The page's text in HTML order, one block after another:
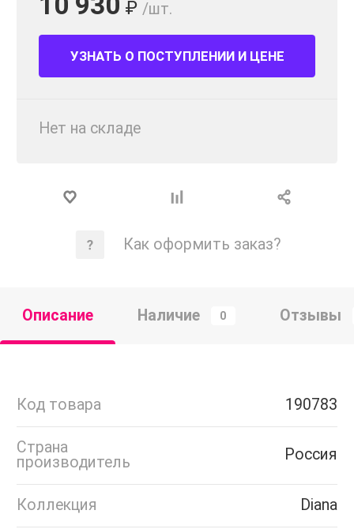
₽ /шт.
УЗНАТЬ О ПОСТУПЛЕНИИ И ЦЕНЕ
Нет на складе
Как оформить заказ?
Описание Наличие 0 Отзывы
Код товара 190783
Страна
производитель
Россия
Коллекция Diana